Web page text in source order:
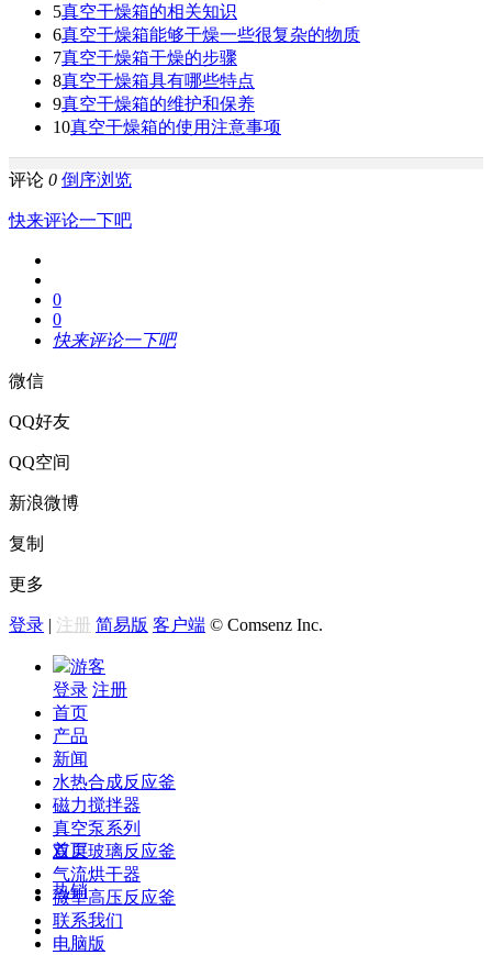
5真空干燥箱的相关知识
6真空干燥箱能够干燥一些很复杂的物质
7真空干燥箱干燥的步骤
8真空干燥箱具有哪些特点
9真空干燥箱的维护和保养
10真空干燥箱的使用注意事项
评论 0 倒序浏览
快来评论一下吧
0
0
快来评论一下吧
微信
QQ好友
QQ空间
新浪微博
复制
更多
登录 | 注册 简易版 客户端 © Comsenz Inc.
首页
热销
游客
登录 注册
首页
产品
新闻
水热合成反应釜
磁力搅拌器
真空泵系列
双层玻璃反应釜
气流烘干器
微型高压反应釜
联系我们
电脑版